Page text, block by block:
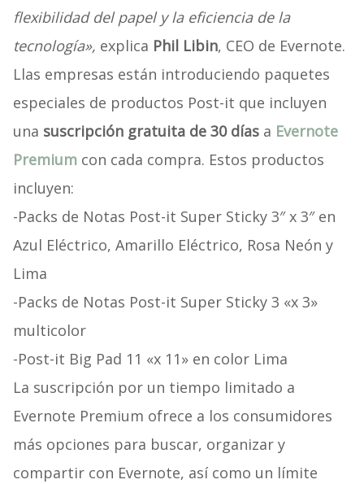
flexibilidad del papel y la eficiencia de la
tecnología», explica Phil Libin, CEO de Evernote.
Llas empresas están introduciendo paquetes
especiales de productos Post-it que incluyen
una suscripción gratuita de 30 díasa Evernote
Premiumcon cada compra. Estos productos
incluyen:
-Packs de Notas Post-it Super Sticky 3″ x 3″ en
Azul Eléctrico, Amarillo Eléctrico, Rosa Neón y
Lima
-Packs de Notas Post-it Super Sticky 3 «x 3»
multicolor
-Post-it Big Pad 11 «x 11» en color Lima
La suscripción por un tiempo limitado a
Evernote Premium ofrece a los consumidores
más opciones para buscar, organizar y
compartir con Evernote, así como un límite